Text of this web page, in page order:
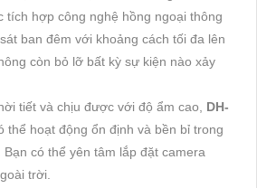
tích hợp công nghệ hồng ngoại thông
ban đêm với khoảng cách tối đa lên
còn bỏ lỡ bất kỳ sự kiện nào xảy
tiết và chịu được với độ ẩm cao, DH-
thể hoạt động ổn định và bền bỉ trong
có thể yên tâm lắp đặt camera
trời.